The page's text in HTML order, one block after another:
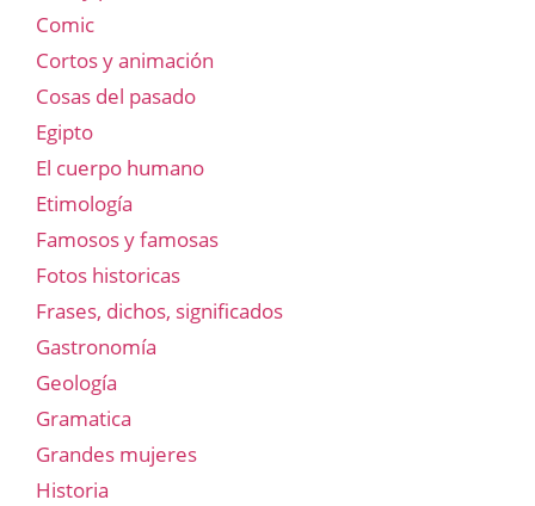
Comic
Cortos y animación
Cosas del pasado
Egipto
El cuerpo humano
Etimología
Famosos y famosas
Fotos historicas
Frases, dichos, significados
Gastronomía
Geología
Gramatica
Grandes mujeres
Historia